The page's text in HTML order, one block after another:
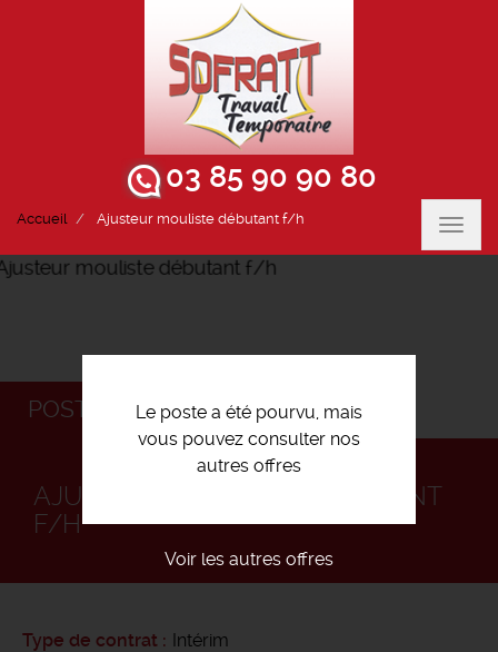
03 85 90 90 80
Accueil Ajusteur mouliste débutant f/h
Le poste a été pourvu, mais
vous pouvez consulter nos
autres offres
Voir les autres offres
POSTULEZ
AJUSTEUR MOULISTE DÉBUTANT
F/H
Type de contrat
Intérim